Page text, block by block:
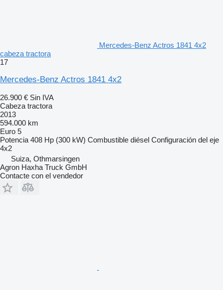
Mercedes-Benz Actros 1841 4x2
cabeza tractora
17
Mercedes-Benz Actros 1841 4x2
26.900 € Sin IVA
Cabeza tractora
2013
594.000 km
Euro 5
Potencia 408 Hp (300 kW) Combustible diésel Configuración del eje
4x2
Suiza, Othmarsingen
Agron Haxha Truck GmbH
Contacte con el vendedor